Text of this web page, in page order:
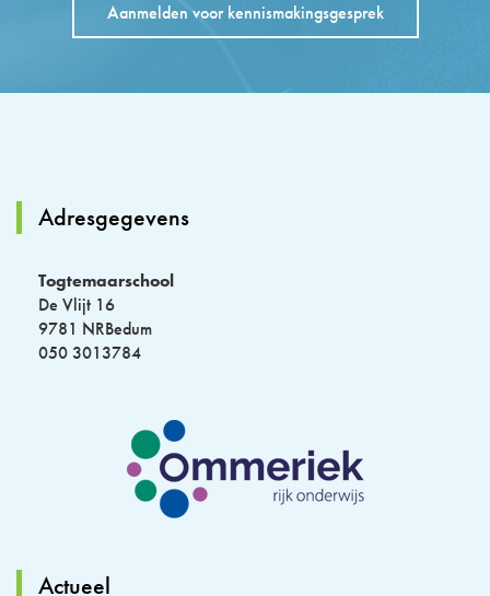
Aanmelden voor kennismakingsgesprek
Adresgegevens
Togtemaarschool
De Vlijt 16
9781 NRBedum
050 3013784
Actueel